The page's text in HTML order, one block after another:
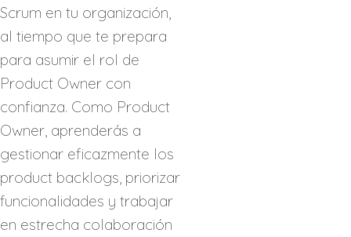
Scrum en tu organización,
al tiempo que te prepara
para asumir el rol de
Product Owner con
confianza. Como Product
Owner, aprenderás a
gestionar eficazmente los
product backlogs, priorizar
funcionalidades y trabajar
en estrecha colaboración